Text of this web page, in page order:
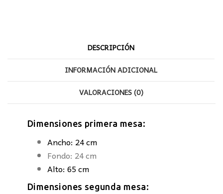
DESCRIPCIÓN
INFORMACIÓN ADICIONAL
VALORACIONES (0)
Dimensiones primera mesa:
Ancho: 24 cm
Fondo: 24 cm
Alto: 65 cm
Dimensiones segunda mesa: